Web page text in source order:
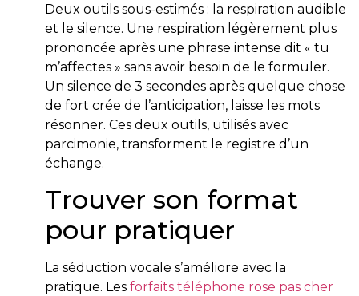
Deux outils sous-estimés : la respiration audible
et le silence. Une respiration légèrement plus
prononcée après une phrase intense dit « tu
m’affectes » sans avoir besoin de le formuler.
Un silence de 3 secondes après quelque chose
de fort crée de l’anticipation, laisse les mots
résonner. Ces deux outils, utilisés avec
parcimonie, transforment le registre d’un
échange.
Trouver son format
pour pratiquer
La séduction vocale s’améliore avec la
pratique. Les forfaits téléphone rose pas cher